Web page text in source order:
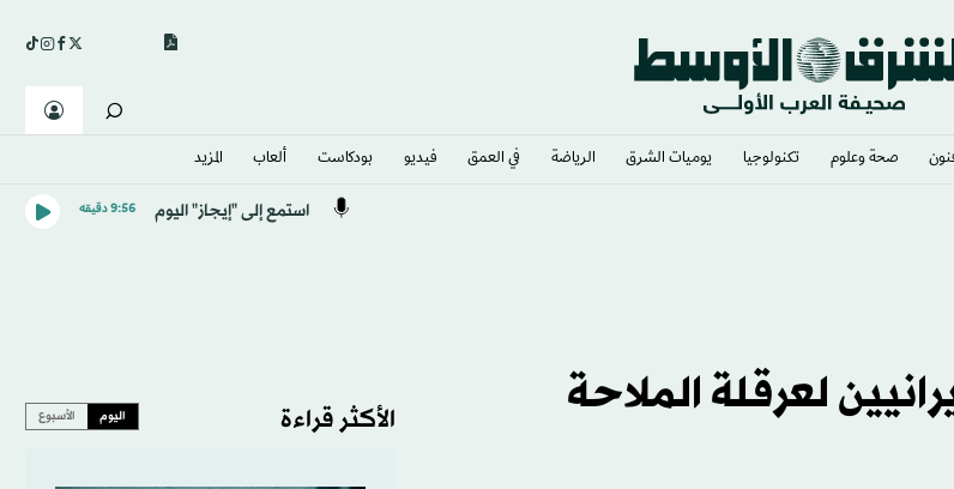
صحة وعلوم تكنولوجيا يوميات الشرق​ الرياضة في العمق فيديو بودكاست ألعاب المزيد
استمع إلى "إيجاز" اليوم 9:56 دقيقه
لعرقلة الملاحة
الأكثر قراءة اليوم الأسبوع